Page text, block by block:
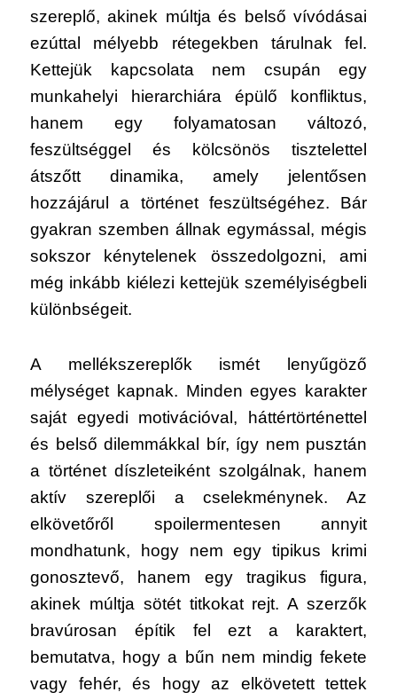
szereplő, akinek múltja és belső vívódásai
ezúttal mélyebb rétegekben tárulnak fel.
Kettejük kapcsolata nem csupán egy
munkahelyi hierarchiára épülő konfliktus,
hanem egy folyamatosan változó,
feszültséggel és kölcsönös tisztelettel
átszőtt dinamika, amely jelentősen
hozzájárul a történet feszültségéhez. Bár
gyakran szemben állnak egymással, mégis
sokszor kénytelenek összedolgozni, ami
még inkább kiélezi kettejük személyiségbeli
különbségeit.
A mellékszereplők ismét lenyűgöző
mélységet kapnak. Minden egyes karakter
saját egyedi motivációval, háttértörténettel
és belső dilemmákkal bír, így nem pusztán
a történet díszleteiként szolgálnak, hanem
aktív szereplői a cselekménynek. Az
elkövetőről spoilermentesen annyit
mondhatunk, hogy nem egy tipikus krimi
gonosztevő, hanem egy tragikus figura,
akinek múltja sötét titkokat rejt. A szerzők
bravúrosan építik fel ezt a karaktert,
bemutatva, hogy a bűn nem mindig fekete
vagy fehér, és hogy az elkövetett tettek